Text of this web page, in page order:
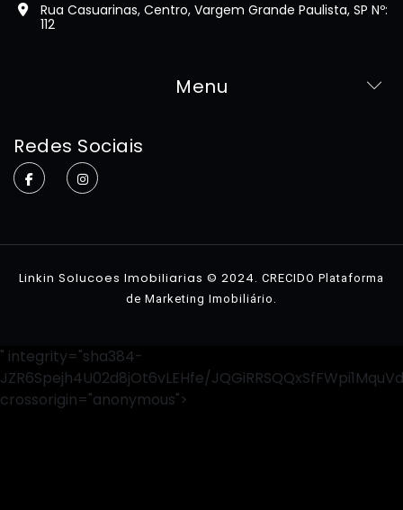
Rua Casuarinas, Centro, Vargem Grande Paulista, SP Nº:
112
Menu
Redes Sociais
Linkin Solucoes Imobiliarias © 2024. CRECIDO Plataforma
de Marketing Imobiliário .
" integrity="sha384-
JZR6Spejh4U02d8jOt6vLEHfe/
crossorigin="anonymous">